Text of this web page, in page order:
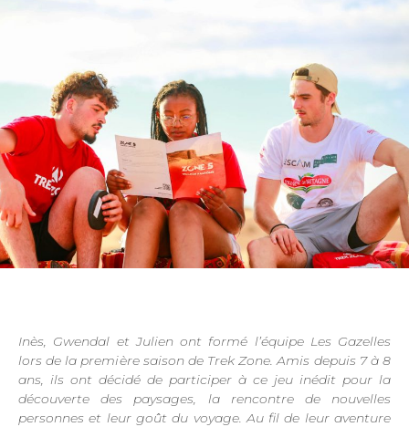
Inès, Gwendal et Julien ont formé l’équipe Les Gazelles
lors de la première saison de Trek Zone. Amis depuis 7 à 8
ans, ils ont décidé de participer à ce jeu inédit pour la
découverte des paysages, la rencontre de nouvelles
personnes et leur goût du voyage. Au fil de leur aventure